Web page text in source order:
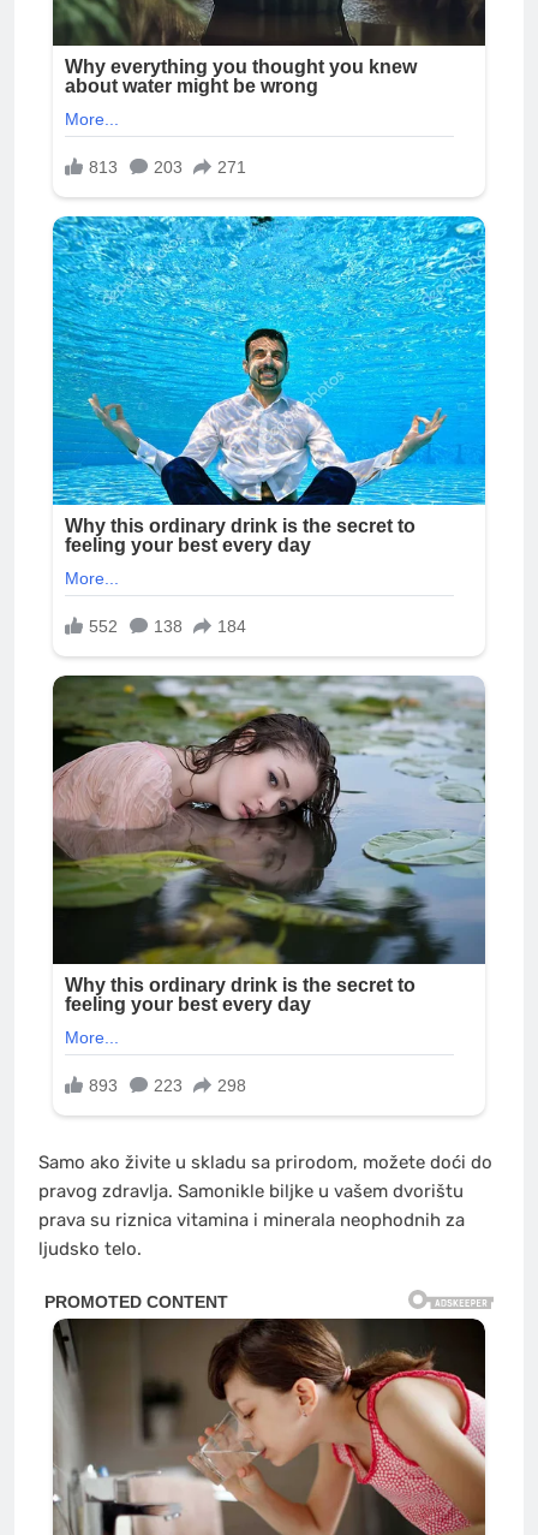
Samo ako živite u skladu sa prirodom, možete doći do
pravog zdravlja. Samonikle biljke u vašem dvorištu
prava su riznica vitamina i minerala neophodnih za
ljudsko telo.